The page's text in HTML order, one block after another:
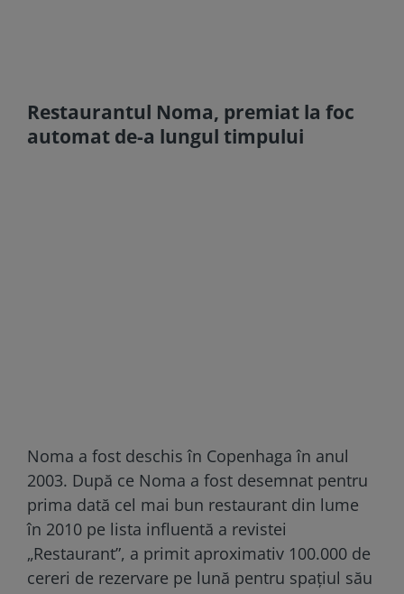
Restaurantul Noma, premiat la foc
automat de-a lungul timpului
Noma a fost deschis în Copenhaga în anul
2003. După ce Noma a fost desemnat pentru
prima dată cel mai bun restaurant din lume
în 2010 pe lista influentă a revistei
„Restaurant”, a primit aproximativ 100.000 de
cereri de rezervare pe lună pentru spațiul său